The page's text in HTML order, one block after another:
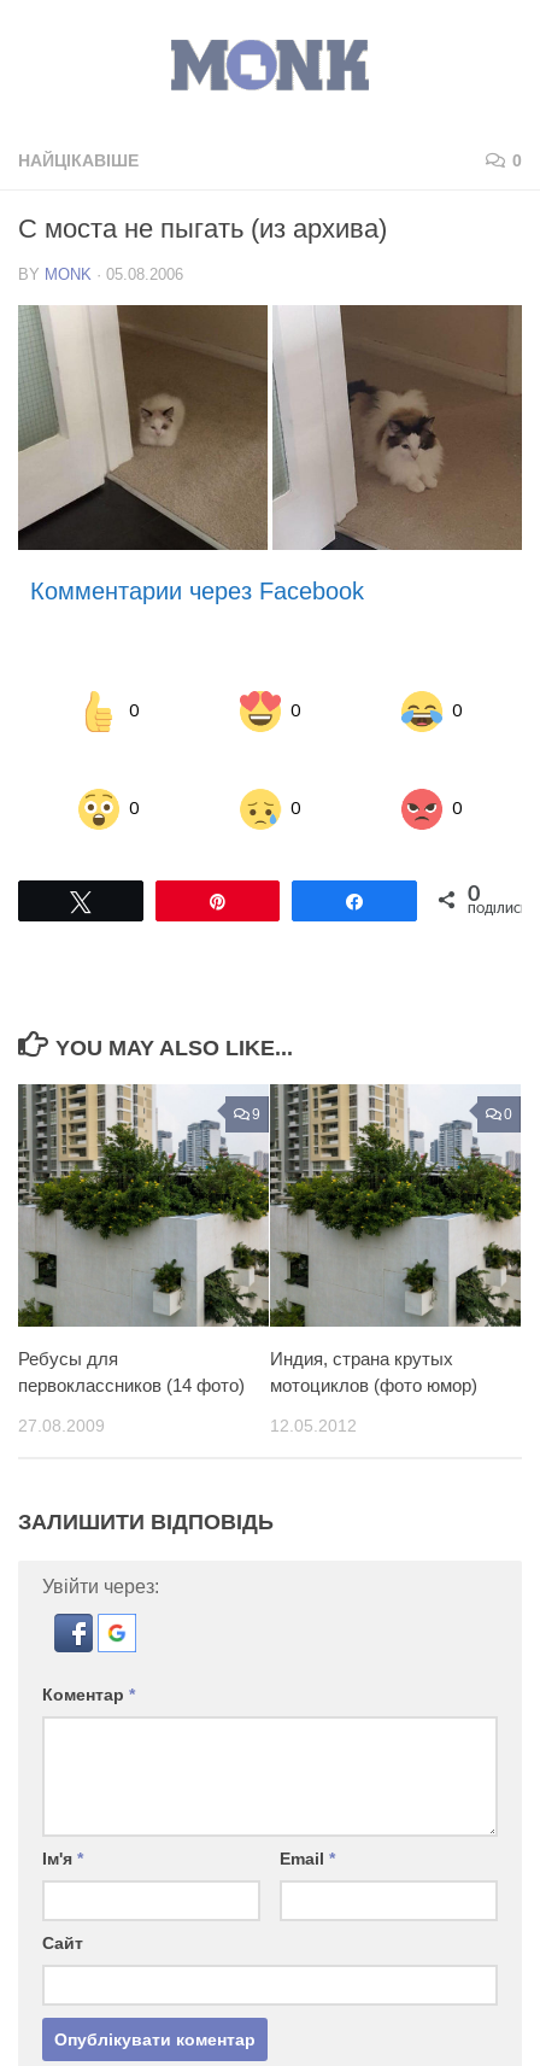
НАЙЦІКАВІШЕ 0
С моста не пыгать (из архива)
BY MONK · 05.08.2006
Комментарии через Facebook
0 0 0
0 0 0
Поділитися0
ПОДІЛИСЬ
YOU MAY ALSO LIKE...
9
Ребусы для
первоклассников (14 фото)
27.08.2009
0
Индия, страна крутых
мотоциклов (фото юмор)
12.05.2012
ЗАЛИШИТИ ВІДПОВІДЬ
Увійти через:
Коментар *
Ім'я * Email *
Сайт